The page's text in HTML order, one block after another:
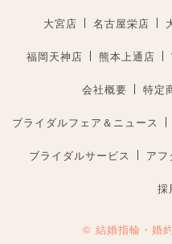
大宮店 名古屋栄店
福岡天神店 熊本上通店
会社概要 特定
ブライダルフェア＆ニュース
ブライダルサービス アフ
採
© 結婚指輪・婚